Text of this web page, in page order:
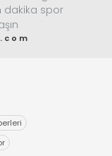
dakika spor